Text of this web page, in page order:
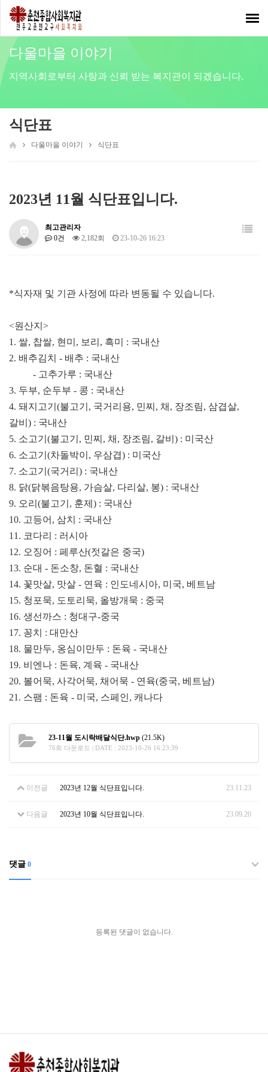
다울마을 이야기
지역사회로부터 사랑과 신뢰 받는 복지관이 되겠습니다.
식단표
다울마을 이야기 식단표
2023년 11월 식단표입니다.
최고관리자
0건
2,182회 23-10-26 16:23
*식자재 및 기관 사정에 따라 변동될 수 있습니다.
<원산지>
1. 쌀, 찹쌀, 현미, 보리, 흑미 : 국내산
2. 배추김치 - 배추 : 국내산
- 고추가루 : 국내산
3. 두부, 순두부 - 콩 : 국내산
4. 돼지고기(불고기, 국거리용, 민찌, 채, 장조림, 삼겹살,
갈비) : 국내산
5. 소고기(불고기, 민찌, 채, 장조림, 갈비) : 미국산
6. 소고기(차돌박이, 우삼겹) : 미국산
7. 소고기(국거리) : 국내산
8. 닭(닭볶음탕용, 가슴살, 다리살, 봉) : 국내산
9. 오리(불고기, 훈제) : 국내산
10. 고등어, 삼치 : 국내산
11. 코다리 : 러시아
12. 오징어 : 페루산(젓갈은 중국)
13. 순대 - 돈소창, 돈혈 : 국내산
14. 꽃맛살, 맛살 - 연육 : 인도네시아, 미국, 베트남
15. 청포묵, 도토리묵, 올방개묵 : 중국
16. 생선까스 : 청대구-중국
17. 꽁치 : 대만산
18. 물만두, 옹심이만두 : 돈육 - 국내산
19. 비엔나 : 돈육, 계육 - 국내산
20. 볼어묵, 사각어묵, 채어묵 - 연육(중국, 베트남)
21. 스팸 : 돈육 - 미국, 스페인, 캐나다
23-11월 도시락배달식단.hwp (21.5K)
76회 다운로드 | DATE : 2023-10-26 16:23:39
이전글 2023년 12월 식단표입니다. 23.11.23
다음글 2023년 10월 식단표입니다. 23.09.20
댓글 0
등록된 댓글이 없습니다.